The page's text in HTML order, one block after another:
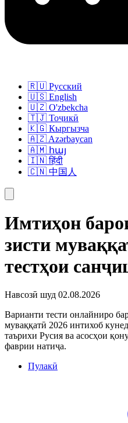
🇷🇺 Русский
🇺🇸 English
🇺🇿 O'zbekcha
🇹🇯 Тоҷикӣ
🇰🇬 Кыргызча
🇦🇿 Azərbaycan
🇦🇲 հայ
🇮🇳 हिंदी
🇨🇳 中国人
Имтиҳон
зисти
тестҳои
Навсозӣ шуд 02.08.2026
Варианти тести онлайниро
муваққатӣ 2026 интихоб
таърихи Русия ва асосҳои
фаврии натиҷа.
Пулакӣ